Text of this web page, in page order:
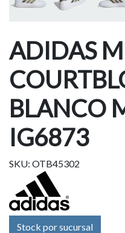
ADIDAS M
BLANCO
IG6873
SKU: OTB45302
Stock por sucursal